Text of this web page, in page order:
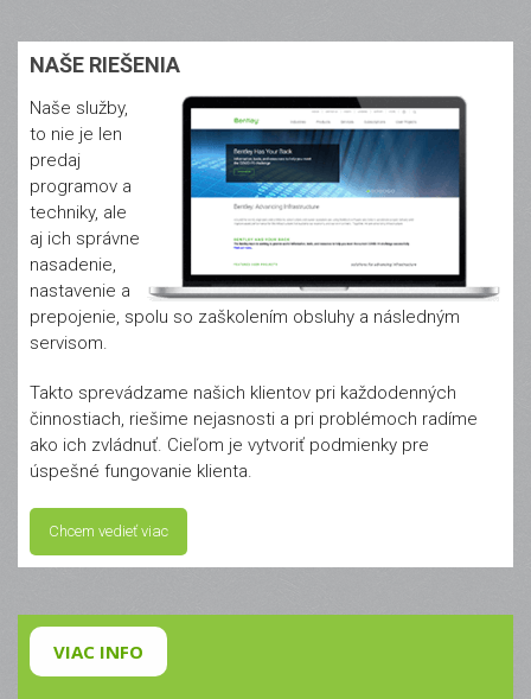
NAŠE RIEŠENIA
Naše služby,
to nie je len
predaj
programov a
techniky, ale
aj ich správne
nasadenie,
nastavenie a
prepojenie, spolu so zaškolením obsluhy a následným
servisom.
Takto sprevádzame našich klientov pri každodenných
činnostiach, riešime nejasnosti a pri problémoch radíme
ako ich zvládnuť. Cieľom je vytvoriť podmienky pre
úspešné fungovanie klienta.
Chcem vedieť viac
VIAC INFO